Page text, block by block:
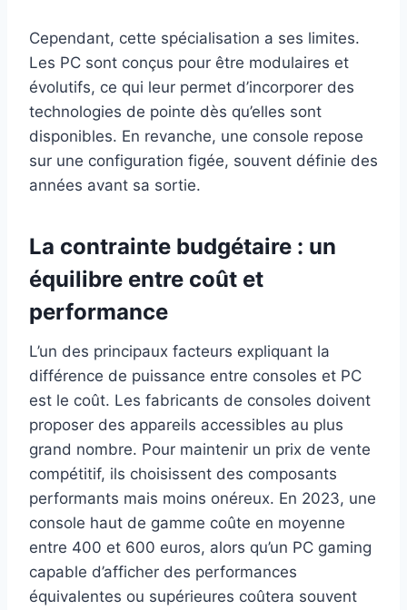
Cependant, cette spécialisation a ses limites.
Les PC sont conçus pour être modulaires et
évolutifs, ce qui leur permet d’incorporer des
technologies de pointe dès qu’elles sont
disponibles. En revanche, une console repose
sur une configuration figée, souvent définie des
années avant sa sortie.
La contrainte budgétaire : un
équilibre entre coût et
performance
L’un des principaux facteurs expliquant la
différence de puissance entre consoles et PC
est le coût. Les fabricants de consoles doivent
proposer des appareils accessibles au plus
grand nombre. Pour maintenir un prix de vente
compétitif, ils choisissent des composants
performants mais moins onéreux. En 2023, une
console haut de gamme coûte en moyenne
entre 400 et 600 euros, alors qu’un PC gaming
capable d’afficher des performances
équivalentes ou supérieures coûtera souvent